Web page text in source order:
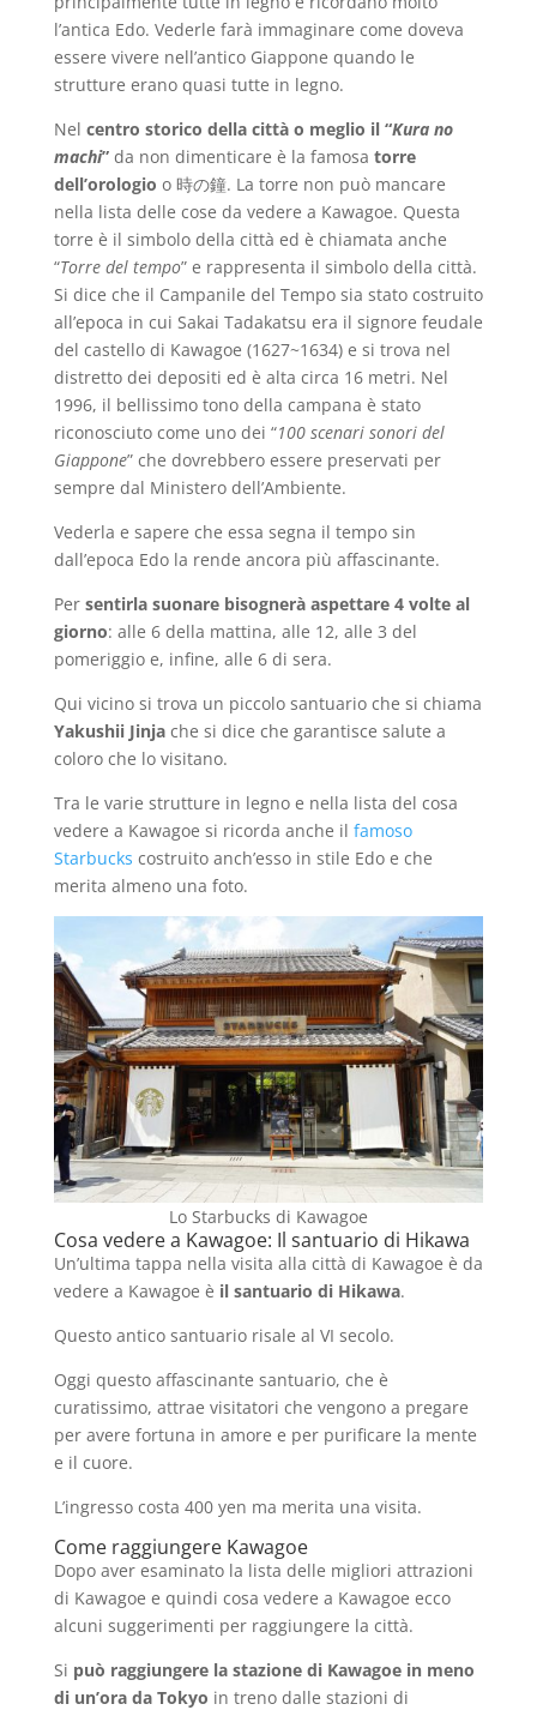
l’antica Edo. Vederle farà immaginare come doveva
essere vivere nell’antico Giappone quando le
strutture erano quasi tutte in legno.
Nel centro storico della città o meglio il “Kura no
machi”da non dimenticare è la famosa torre
dell’orologio o 時の鐘. La torre non può mancare
nella lista delle cose da vedere a Kawagoe. Questa
torre è il simbolo della città ed è chiamata anche
“Torre del tempo” e rappresenta il simbolo della città.
Si dice che il Campanile del Tempo sia stato costruito
all’epoca in cui Sakai Tadakatsu era il signore feudale
del castello di Kawagoe (1627~1634) e si trova nel
distretto dei depositi ed è alta circa 16 metri. Nel
1996, il bellissimo tono della campana è stato
riconosciuto come uno dei “100 scenari sonori del
Giappone” che dovrebbero essere preservati per
sempre dal Ministero dell’Ambiente.
Vederla e sapere che essa segna il tempo sin
dall’epoca Edo la rende ancora più affascinante.
Per sentirla suonare bisognerà aspettare 4 volte al
giorno: alle 6 della mattina, alle 12, alle 3 del
pomeriggio e, infine, alle 6 di sera.
Qui vicino si trova un piccolo santuario che si chiama
Yakushii Jinjache si dice che garantisce salute a
coloro che lo visitano.
Tra le varie strutture in legno e nella lista del cosa
vedere a Kawagoe si ricorda anche il famoso
Starbucks costruito anch’esso in stile Edo e che
merita almeno una foto.
Lo Starbucks di Kawagoe
Cosa vedere a Kawagoe: Il santuario di Hikawa
Un’ultima tappa nella visita alla città di Kawagoe è da
vedere a Kawagoe è il santuario di Hikawa.
Questo antico santuario risale al VI secolo.
Oggi questo affascinante santuario, che è
curatissimo, attrae visitatori che vengono a pregare
per avere fortuna in amore e per purificare la mente
e il cuore.
L’ingresso costa 400 yen ma merita una visita.
Come raggiungere Kawagoe
Dopo aver esaminato la lista delle migliori attrazioni
di Kawagoe e quindi cosa vedere a Kawagoe ecco
alcuni suggerimenti per raggiungere la città.
Si può raggiungere la stazione di Kawagoe in meno
di un’ora da Tokyo in treno dalle stazioni di